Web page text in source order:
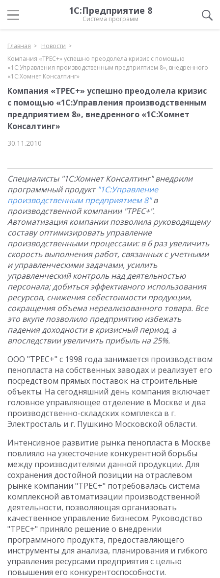
1С:Предприятие 8
Система программ
Главная
Новости
Компания «ТРЕС+» успешно преодолела кризис с помощью
«1С:Управления производственным предприятием 8», внедренного
«1С:Хомнет Консалтинг»
Компания «ТРЕС+» успешно преодолела кризис
с помощью «1С:Управления производственным
предприятием 8», внедренного «1С:Хомнет
Консалтинг»
30.11.2010
Специалисты "1С:Хомнет Консалтинг" внедрили
программный продукт "1С:Управление
производственным предприятием 8"в
производственной компании "ТРЕС+".
Автоматизация компании позволила руководящему
составу оптимизировать управление
производственными процессами: в 6 раз увеличить
скорость выполнения работ, связанных с учетными
и управленческими задачами, усилить
управленческий контроль над деятельностью
персонала; добиться эффективного использования
ресурсов, снижения себестоимости продукции,
сокращения объема нереализованного товара. Все
это вкупе позволило предприятию избежать
падения доходности в кризисный период, а
впоследствии увеличить прибыль на 25%.
ООО "ТРЕС+" с 1998 года занимается производством
пенопласта на собственных заводах и реализует его
посредством прямых поставок на строительные
объекты. На сегодняшний день компания включает
головное управляющее отделение в Москве и два
производственно-складских комплекса в г.
Электросталь и г. Пушкино Московской области.
Интенсивное развитие рынка пенопласта в Москве
повлияло на ужесточение конкурентной борьбы
между производителями данной продукции. Для
сохранения достойной позиции на отраслевом
рынке компании "ТРЕС+" потребовалась система
комплексной автоматизации производственной
деятельности, позволяющая организовать
качественное управление бизнесом. Руководство
"ТРЕС+" приняло решение о внедрении
программного продукта, предоставляющего
инструменты для анализа, планирования и гибкого
управления ресурсами предприятия с целью
повышения его конкурентоспособности.